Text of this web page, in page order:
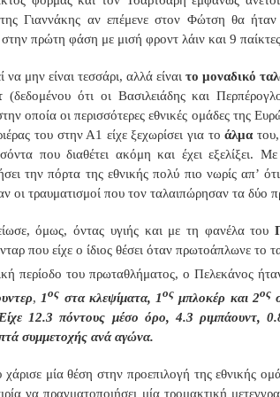
Γιαννάκης αν επέμενε στον Φώτση θα ήταν
στην πρώτη φάση με μισή φροντ λάιν και 9
να μην είναι τεσσάρι, αλλά είναι το μοναδικό
(δεδομένου ότι οι Βασιλειάδης και
οποία οι περισσότερες εθνικές ομάδες της
του στην Α1 είχε ξεχωρίσει για τοάλμα
που διαθέτει ακόμη και έχει εξελίξει.
την πόρτα της εθνικής πολύ πιο νωρίς απ’
οι τραυματισμοί που τον ταλαιπώρησαν τα δύο
όμως, όντας υγιής και με τη φανέλα του
που είχε ο ίδιος θέσει όταν πρωτοάπλωνε το
περίοδο του πρωταθλήματος, ο Πελεκάνος
, 1ος στα κλεψίματα, 1ος μπλοκέρ και 2ος
12.3 πόντους μέσο όρο, 4.3 ριμπάουντ,
συμμετοχής ανά αγώνα.
μία θέση στην προεπιλογή της εθνικής
να πραγματοποιήσει μία τρομακτική